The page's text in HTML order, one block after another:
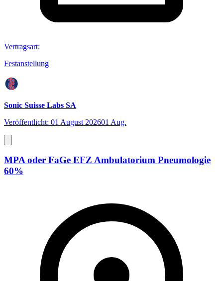
Vertragsart:
Festanstellung
Sonic Suisse Labs SA
Veröffentlicht: 01 August 202601 Aug.
MPA oder FaGe EFZ Ambulatorium Pneumologie
60%